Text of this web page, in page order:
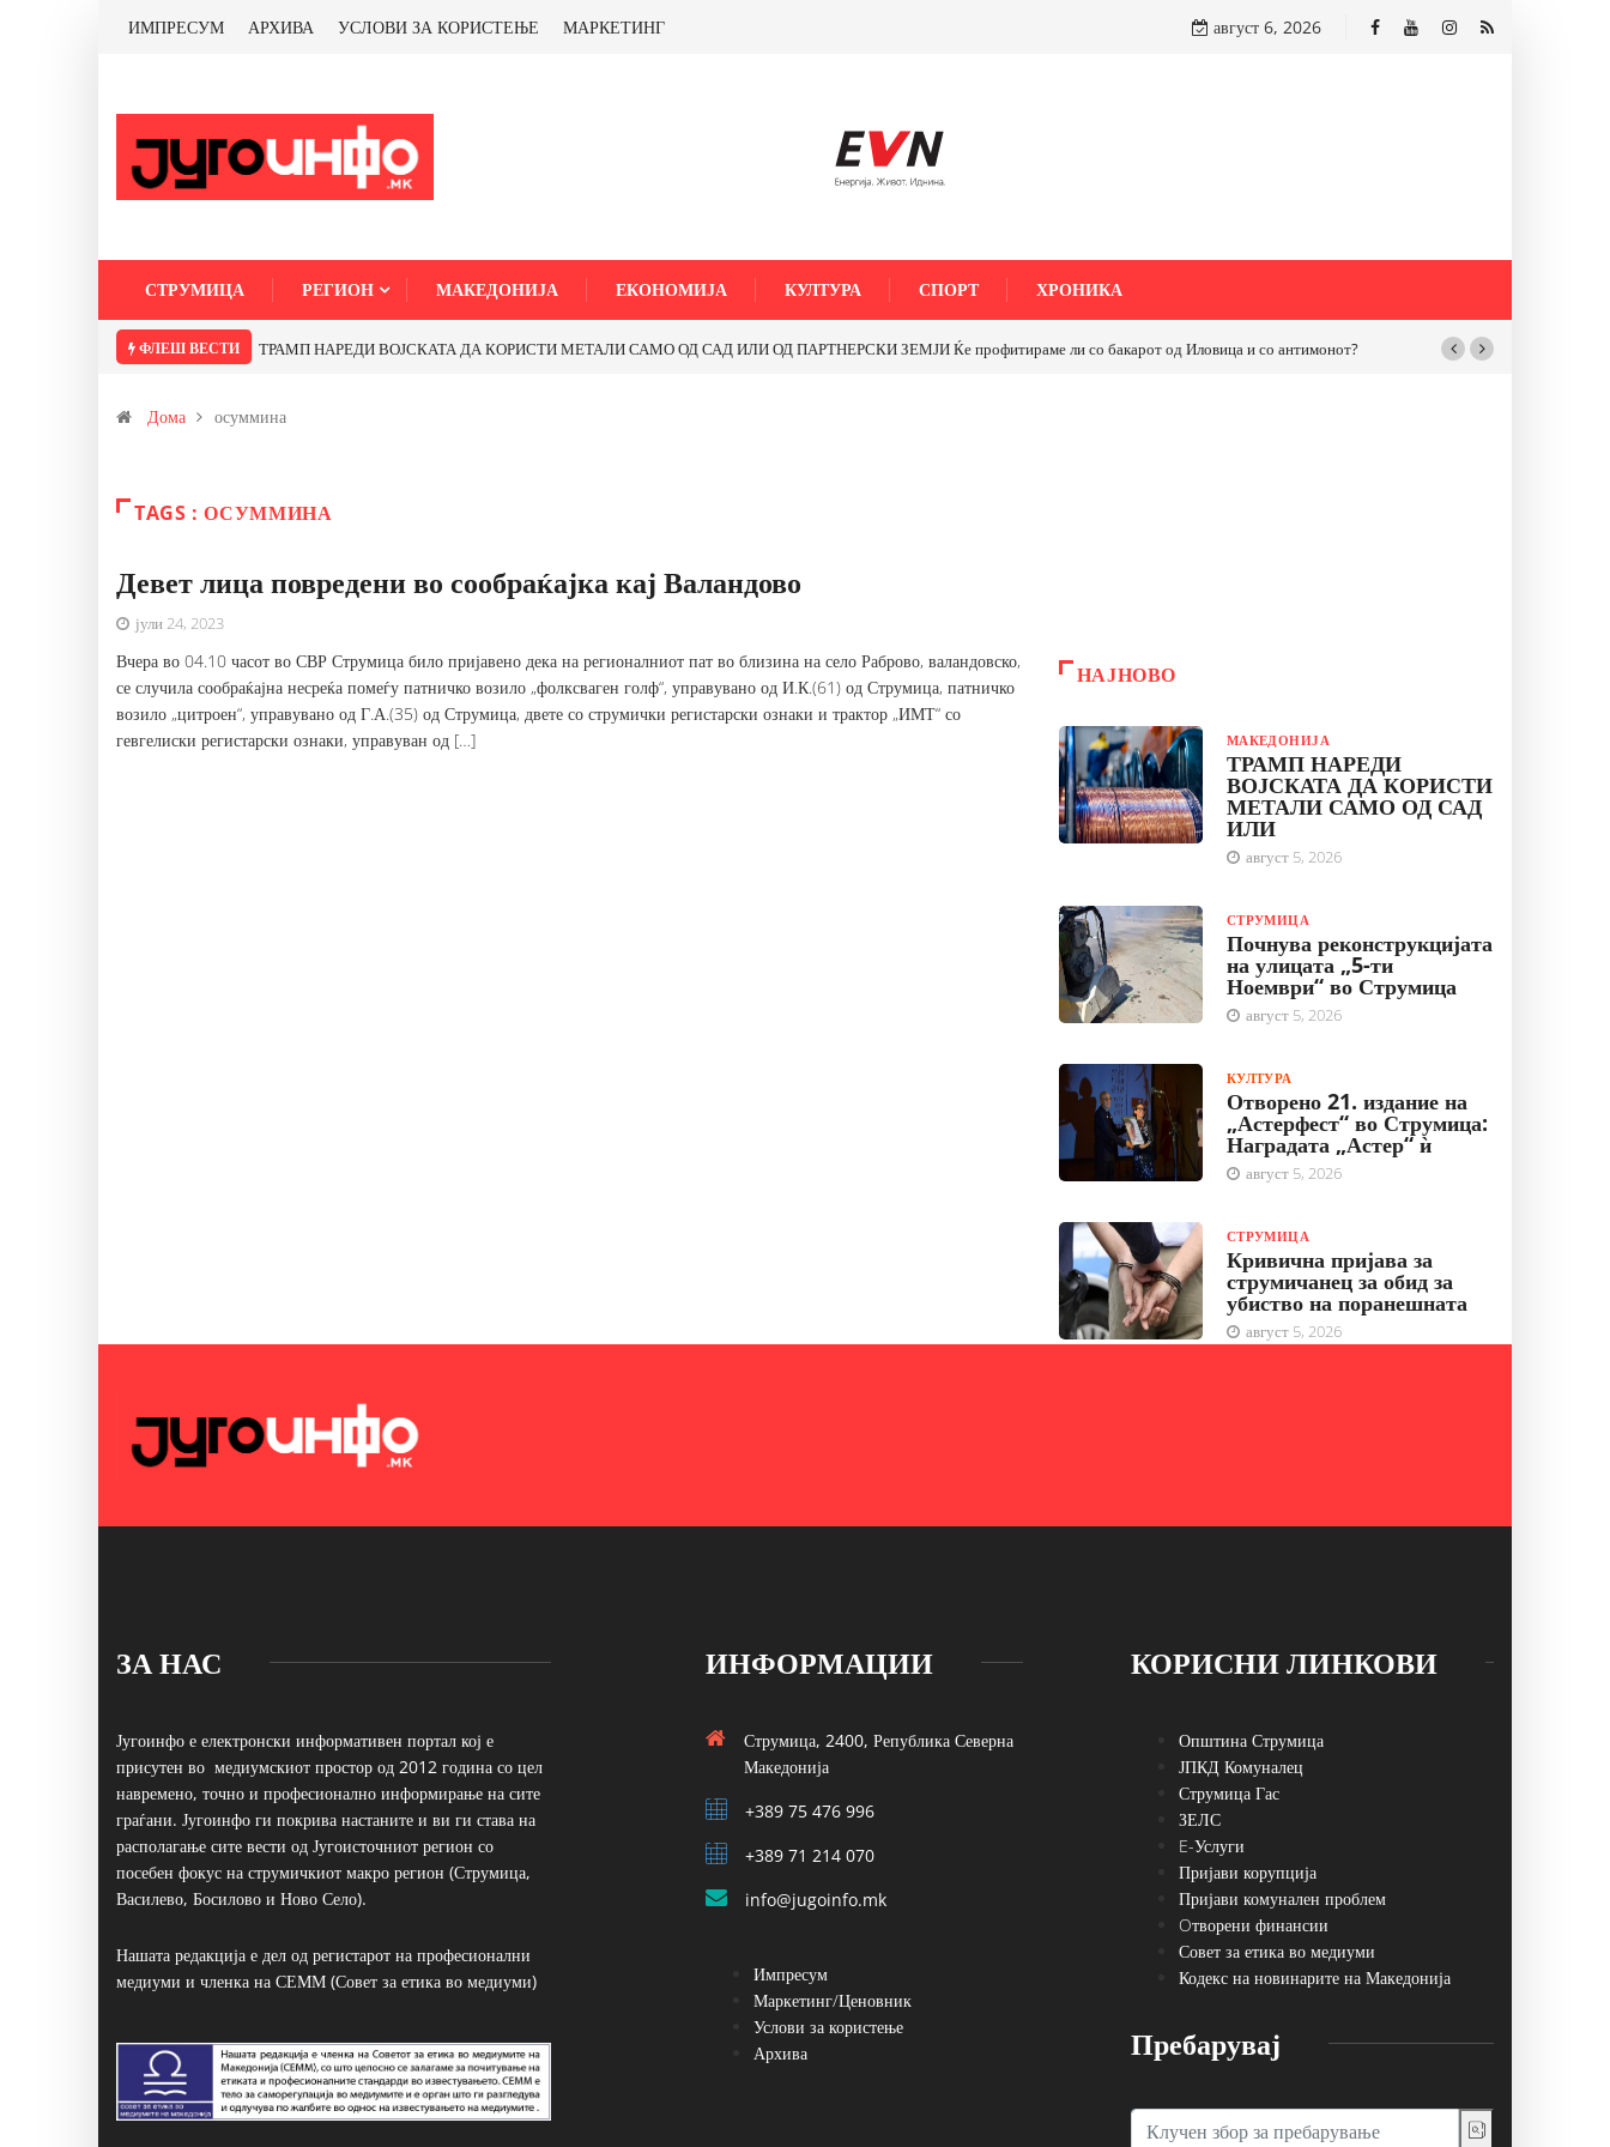
ИМПРЕСУМ АРХИВА УСЛОВИ ЗА КОРИСТЕЊЕ МАРКЕТИНГ август 6, 2026
СТРУМИЦА РЕГИОН МАКЕДОНИЈА ЕКОНОМИЈА КУЛТУРА СПОРТ ХРОНИКА
ФЛЕШ ВЕСТИ ТРАМП НАРЕДИ ВОЈСКАТА ДА КОРИСТИ МЕТАЛИ САМО ОД САД ИЛИ ОД ПАРТНЕРСКИ ЗЕМЈИ Ќе профитираме ли со бакарот од Иловица и со антимонот?
Дома осуммина
TAGS : ОСУММИНА
Девет лица повредени во сообраќајка кај Валандово
јули 24, 2023
Вчера во 04.10 часот во СВР Струмица било пријавено дека на регионалниот пат во близина на село Раброво, валандовско,
се случила сообраќајна несреќа помеѓу патничко возило „фолксваген голф“, управувано од И.К.(61) од Струмица, патничко
возило „цитроен“, управувано од Г.А.(35) од Струмица, двете со струмички регистарски ознаки и трактор „ИМТ“ со
гевгелиски регистарски ознаки, управуван од […]
НАЈНОВО
МАКЕДОНИЈА
ТРАМП НАРЕДИ
ВОЈСКАТА ДА КОРИСТИ
МЕТАЛИ САМО ОД САД
ИЛИ
август 5, 2026
СТРУМИЦА
Почнува реконструкцијата
на улицата „5-ти
Ноември“ во Струмица
август 5, 2026
КУЛТУРА
Отворено 21. издание на
„Астерфест“ во Струмица:
Наградата „Астер“ ѝ
август 5, 2026
СТРУМИЦА
Кривична пријава за
струмичанец за обид за
убиство на поранешната
август 5, 2026
ЗА НАС
Југоинфо е електронски информативен портал кој е
присутен во медиумскиот простор од 2012 година со цел
навремено, точно и професионално информирање на сите
граѓани. Југоинфо ги покрива настаните и ви ги става на
располагање сите вести од Југоисточниот регион со
посебен фокус на струмичкиот макро регион (Струмица,
Василево, Босилово и Ново Село).
Нашата редакција е дел од регистарот на професионални
медиуми и членка на СЕММ (Совет за етика во медиуми)
ИНФОРМАЦИИ
Струмица, 2400, Република Северна
Македонија
+389 75 476 996
+389 71 214 070
info@jugoinfo.mk
Импресум
Маркетинг/Ценовник
Услови за користење
Архива
КОРИСНИ ЛИНКОВИ
Општина Струмица
ЈПКД Комуналец
Струмица Гас
ЗЕЛС
E-Услуги
Пријави корупција
Пријави комунален проблем
Oтворени финансии
Совет за етика во медиуми
Кодекс на новинарите на Македонија
Пребарувај